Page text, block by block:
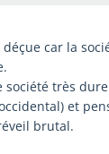
car la
société très
et
brutal.